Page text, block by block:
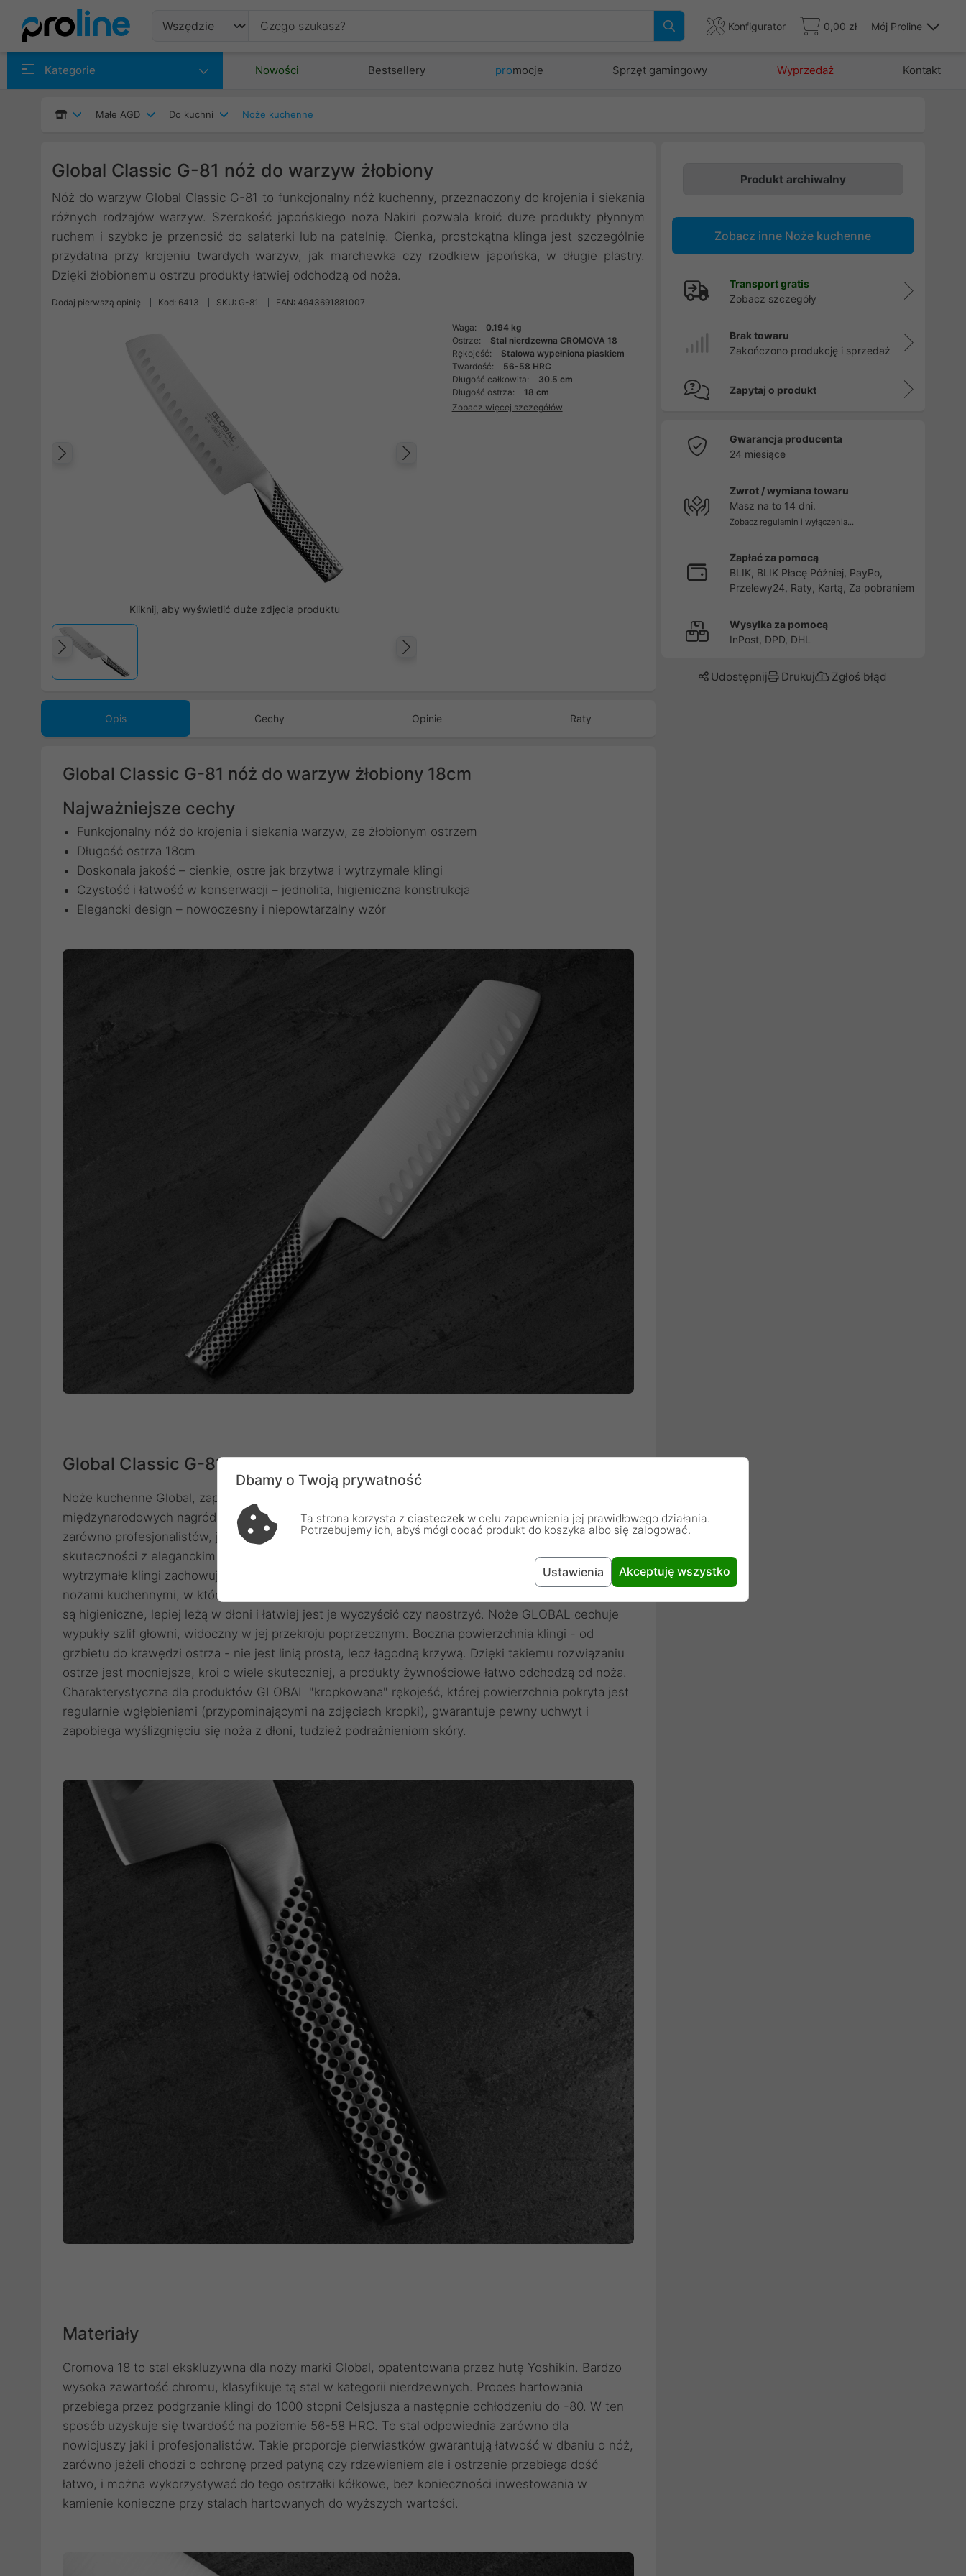
Konfigurator 0,00 zł Mój Proline
Kategorie Nowości Bestsellery promocje Sprzęt gamingowy Wyprzedaż Kontakt
Małe AGD Do kuchni Noże kuchenne
Global Classic G-81 nóż do warzyw żłobiony
Nóż do warzyw Global Classic G-81 to funkcjonalny nóż kuchenny, przeznaczony do krojenia i siekania
różnych rodzajów warzyw. Szerokość japońskiego noża Nakiri pozwala kroić duże produkty płynnym
ruchem i szybko je przenosić do salaterki lub na patelnię. Cienka, prostokątna klinga jest szczególnie
przydatna przy krojeniu twardych warzyw, jak marchewka czy rzodkiew japońska, w długie plastry.
Dzięki żłobionemu ostrzu produkty łatwiej odchodzą od noża.
Dodaj pierwszą opinię Kod: 6413 SKU: G-81 EAN: 4943691881007
Kliknij, aby wyświetlić duże zdjęcia produktu
Poprzedni
Waga:
0.194 kg
Ostrze:
Stal nierdzewna CROMOVA 18
Rękojeść:
Stalowa wypełniona piaskiem
Twardość:
56-58 HRC
Długość całkowita:
30.5 cm
Długość ostrza:
18 cm
Zobacz więcej szczegółów
Opis Cechy Opinie Raty
Global Classic G-81 nóż do warzyw żłobiony 18cm
Najważniejsze cechy
Funkcjonalny nóż do krojenia i siekania warzyw, ze żłobionym ostrzem
Długość ostrza 18cm
Doskonała jakość – cienkie, ostre jak brzytwa i wytrzymałe klingi
Czystość i łatwość w konserwacji – jednolita, higieniczna konstrukcja
Elegancki design – nowoczesny i niepowtarzalny wzór
Global Classic G-81
Noże kuchenne Global, zaprojektowane w 1985 r. przez Komina Yamadę, zdobyły wiele
międzynarodowych nagród i cieszą się niesłabnącym uznaniem największych mistrzów kuchni -
zarówno profesjonalistów, jak i kuchmistrzów domowych. Słyną z łączenia fenomenalnej
skuteczności z eleganckim designem. Są lekkie i doskonale wyważone, a ich cienkie, twarde i
wytrzymałe klingi zachowują idealną ostrość przez długi czas. Noże Global są pierwszymi w historii
nożami kuchennymi, w których ostrze zintegrowano z rękojeścią. Dzięki jednolitej konstrukcji noże
są higieniczne, lepiej leżą w dłoni i łatwiej jest je wyczyścić czy naostrzyć. Noże GLOBAL cechuje
wypukły szlif głowni, widoczny w jej przekroju poprzecznym. Boczna powierzchnia klingi - od
grzbietu do krawędzi ostrza - nie jest linią prostą, lecz łagodną krzywą. Dzięki takiemu rozwiązaniu
ostrze jest mocniejsze, kroi o wiele skuteczniej, a produkty żywnościowe łatwo odchodzą od noża.
Charakterystyczna dla produktów GLOBAL "kropkowana" rękojeść, której powierzchnia pokryta jest
regularnie wgłębieniami (przypominającymi na zdjęciach kropki), gwarantuje pewny uchwyt i
zapobiega wyślizgnięciu się noża z dłoni, tudzież podrażnieniom skóry.
Materiały
Cromova 18 to stal ekskluzywna dla noży marki Global, opatentowana przez hutę Yoshikin. Bardzo
wysoka zawartość chromu, klasyfikuje tą stal w kategorii nierdzewnych. Proces hartowania
przebiega przez podgrzanie klingi do 1000 stopni Celsjusza a następnie ochłodzeniu do -80. W ten
sposób uzyskuje się twardość na poziomie 56-58 HRC. To stal odpowiednia zarówno dla
nowicjuszy jaki i profesjonalistów. Takie proporcje pierwiastków gwarantują łatwość w dbaniu o nóż,
zarówno jeżeli chodzi o ochronę przed patyną czy rdzewieniem ale i ostrzenie przebiega dość
łatwo, i można wykorzystywać do tego ostrzałki kółkowe, bez konieczności inwestowania w
kamienie konieczne przy stalach hartowanych do wyższych wartości.
Produkt archiwalny
Zobacz inne Noże kuchenne
Transport gratis
Zobacz szczegóły
Brak towaru
Zakończono produkcję i sprzedaż
Zapytaj o produkt
Gwarancja producenta
24 miesiące
Zwrot / wymiana towaru
Masz na to 14 dni.
Zobacz regulamin i wyłączenia...
Zapłać za pomocą
BLIK, BLIK Płacę Później, PayPo,
Przelewy24, Raty, Kartą, Za pobraniem
Wysyłka za pomocą
InPost, DPD, DHL
Udostępnij Drukuj Zgłoś błąd
Dbamy o Twoją prywatność
Ta strona korzysta z ciasteczek w celu zapewnienia jej prawidłowego działania.
Potrzebujemy ich, abyś mógł dodać produkt do koszyka albo się zalogować.
Ustawienia Akceptuję wszystko